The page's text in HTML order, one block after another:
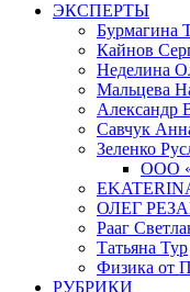
ЭКСПЕРТЫ
Бурмагина
Кайнов
Неделина
Мальцева
Александр
Савчук
Зеленко
ООО
ОЛЕГ
Рааг
Татьяна Тур
Физика от
РУБРИКИ